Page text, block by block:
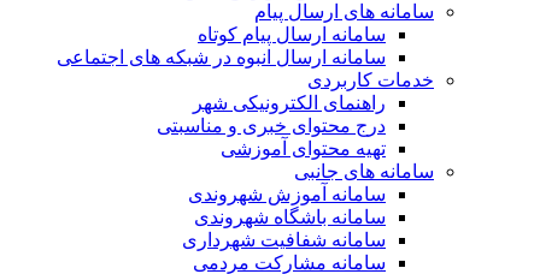
سامانه های ارسال پیام
سامانه ارسال پیام کوتاه
سامانه ارسال انبوه در شبکه های اجتماعی
خدمات کاربردی
راهنمای الکترونیکی شهر
درج محتوای خبری و مناسبتی
تهیه محتوای آموزشی
سامانه های جانبی
سامانه آموزش شهروندی
سامانه باشگاه شهروندی
سامانه شفافیت شهرداری
سامانه مشارکت مردمی